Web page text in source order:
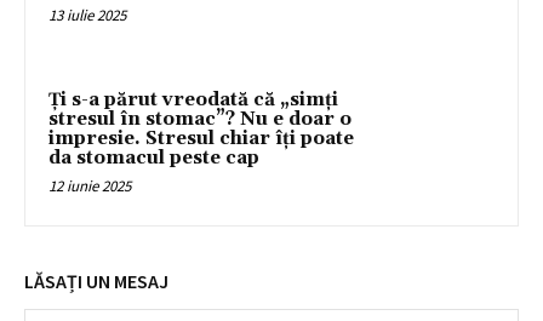
13 iulie 2025
Ți s-a părut vreodată că „simți
stresul în stomac”? Nu e doar o
impresie. Stresul chiar îți poate
da stomacul peste cap
12 iunie 2025
LĂSAȚI UN MESAJ